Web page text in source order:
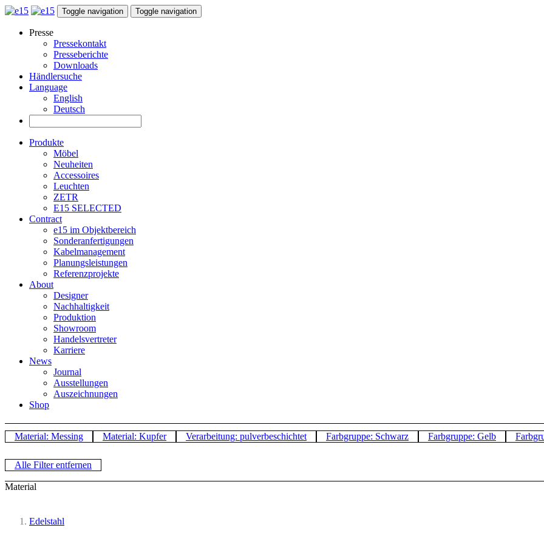
Toggle navigation Toggle navigation
Presse
Pressekontakt
Presseberichte
Downloads
Händlersuche
Language
English
Deutsch
Produkte
Möbel
Neuheiten
Accessoires
Leuchten
ZETR
E15 SELECTED
Contract
e15 im Objektbereich
Sonderanfertigungen
Kabelmanagement
Planungsleistungen
Referenzprojekte
About
Designer
Nachhaltigkeit
Produktion
Showroom
Handelsvertreter
Karriere
News
Journal
Ausstellungen
Auszeichnungen
Shop
Material: Messing Material: Kupfer Verarbeitung: pulverbeschichtet Farbgruppe: Schwarz Farbgruppe: Gelb
Alle Filter entfernen
Material
Edelstahl